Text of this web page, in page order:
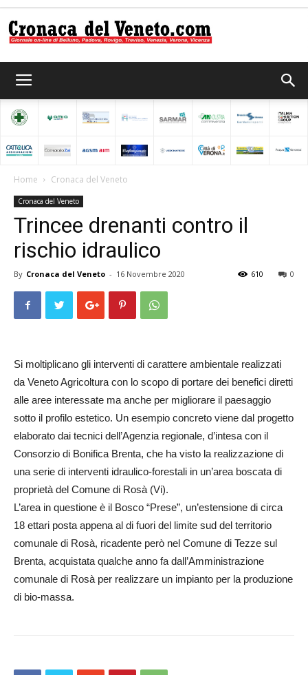
del
Home Cronaca del Veneto
Cronaca del Veneto
Trincee drenanti contro il
rischio idraulico
By Cronaca del Veneto - 16 Novembre 2020 0
610
Si moltiplicano gli interventi di carattere ambientale realizzati
da Veneto Agricoltura con lo scopo di portare dei benefici diretti
alle aree interessate ma anche per migliorare il paesaggio
sotto il profilo estetico. Un esempio concreto viene dal progetto
elaborato dai tecnici dell’Agenzia regionale, d’intesa con il
Consorzio di Bonifica Brenta, che ha visto la realizzazione di
una serie di interventi idraulico-forestali in un’area boscata di
proprietà del Comune di Rosà (Vi).
L’area in questione è il Bosco “Prese”, un’estensione di circa
18 ettari posta appena al di fuori del limite sud del territorio
comunale di Rosà, ricadente però nel Comune di Tezze sul
Brenta, acquistata qualche anno fa dall’Amministrazione
comunale di Rosà per realizzare un impianto per la produzione
di bio-massa.